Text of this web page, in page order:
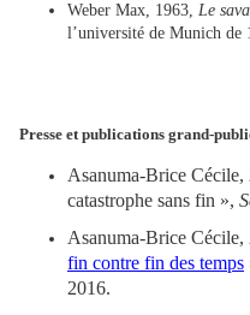
Weber Max, 1963, Le
l’université de Munich de
Presse et publications grand-
Asanuma-Brice
catastrophe sans fin »,
Asanuma-Brice Cécile,
fin contre fin des temps
2016.